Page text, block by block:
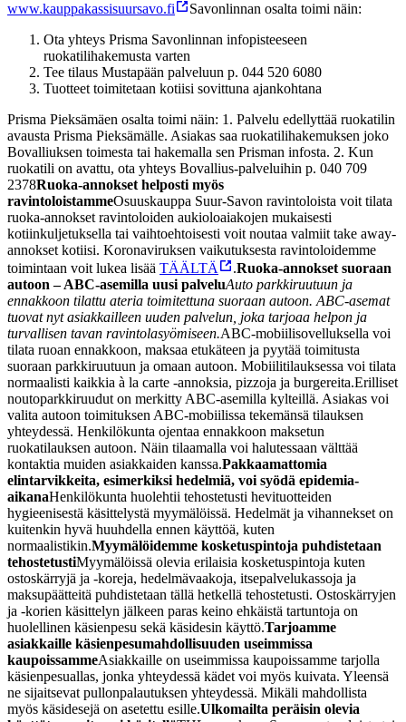
www.kauppakassisuursavo.fi
Savonlinnan osalta toimi näin:
Ota yhteys Prisma Savonlinnan infopisteeseen
ruokatilihakemusta varten
Tee tilaus Mustapään palveluun p. 044 520 6080
Tuotteet toimitetaan kotiisi sovittuna ajankohtana
Prisma Pieksämäen osalta toimi näin: 1. Palvelu edellyttää ruokatilin
avausta Prisma Pieksämälle. Asiakas saa ruokatilihakemuksen joko
Bovalliuksen toimesta tai hakemalla sen Prisman infosta. 2. Kun
ruokatili on avattu, ota yhteys Bovallius-palveluihin p. 040 709
2378Ruoka-annokset helposti myös
ravintoloistammeOsuuskauppa Suur-Savon ravintoloista voit tilata
ruoka-annokset ravintoloiden aukioloaiakojen mukaisesti
kotiinkuljetuksella tai vaihtoehtoisesti voit noutaa valmiit take away-
annokset kotiisi. Koronaviruksen vaikutuksesta ravintoloidemme
toimintaan voit lukea lisää TÄÄLTÄ .Ruoka-annokset suoraan
autoon – ABC-asemilla uusi palveluAuto parkkiruutuun ja
ennakkoon tilattu ateria toimitettuna suoraan autoon. ABC-asemat
tuovat nyt asiakkailleen uuden palvelun, joka tarjoaa helpon ja
turvallisen tavan ravintolasyömiseen.ABC-mobiilisovelluksella voi
tilata ruoan ennakkoon, maksaa etukäteen ja pyytää toimitusta
suoraan parkkiruutuun ja omaan autoon. Mobiilitilauksessa voi tilata
normaalisti kaikkia à la carte -annoksia, pizzoja ja burgereita.Erilliset
noutoparkkiruudut on merkitty ABC-asemilla kylteillä. Asiakas voi
valita autoon toimituksen ABC-mobiilissa tekemänsä tilauksen
yhteydessä. Henkilökunta ojentaa ennakkoon maksetun
ruokatilauksen autoon. Näin tilaamalla voi halutessaan välttää
kontaktia muiden asiakkaiden kanssa.Pakkaamattomia
elintarvikkeita, esimerkiksi hedelmiä, voi syödä epidemia-
aikanaHenkilökunta huolehtii tehostetusti hevituotteiden
hygieenisestä käsittelystä myymälöissä. Hedelmät ja vihannekset on
kuitenkin hyvä huuhdella ennen käyttöä, kuten
normaalistikin.Myymälöidemme kosketuspintoja puhdistetaan
tehostetustiMyymälöissä olevia erilaisia kosketuspintoja kuten
ostoskärryjä ja -koreja, hedelmävaakoja, itsepalvelukassoja ja
maksupäätteitä puhdistetaan tällä hetkellä tehostetusti. Ostoskärryjen
ja -korien käsittelyn jälkeen paras keino ehkäistä tartuntoja on
huolellinen käsienpesu sekä käsidesin käyttö.Tarjoamme
asiakkaille käsienpesumahdollisuuden useimmissa
kaupoissammeAsiakkaille on useimmissa kaupoissamme tarjolla
käsienpesuallas, jonka yhteydessä kädet voi myös kuivata. Yleensä
ne sijaitsevat pullonpalautuksen yhteydessä. Mikäli mahdollista
myös käsidesejä on asetettu esille.Ulkomailta peräisin olevia